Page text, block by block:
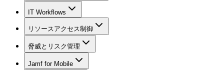
IT Workflows
リソースアクセス制御
脅威とリスク管理
Jamf for Mobile